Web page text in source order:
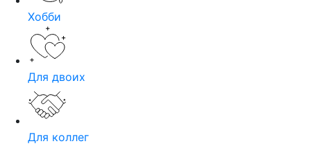
Хобби
Для двоих
Для коллег